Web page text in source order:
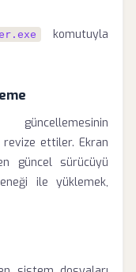
komutuyla
revize ettiler. Ekran
güncel sürücüyü
ile yüklemek,